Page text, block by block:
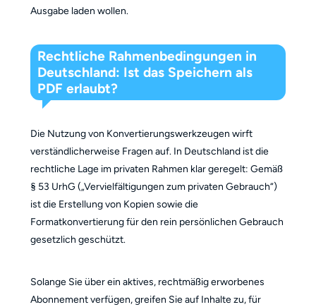
Ausgabe laden wollen.
Rechtliche Rahmenbedingungen in
Deutschland: Ist das Speichern als
PDF erlaubt?
Die Nutzung von Konvertierungswerkzeugen wirft
verständlicherweise Fragen auf. In Deutschland ist die
rechtliche Lage im privaten Rahmen klar geregelt: Gemäß
§ 53 UrhG („Vervielfältigungen zum privaten Gebrauch“)
ist die Erstellung von Kopien sowie die
Formatkonvertierung für den rein persönlichen Gebrauch
gesetzlich geschützt.
Solange Sie über ein aktives, rechtmäßig erworbenes
Abonnement verfügen, greifen Sie auf Inhalte zu, für